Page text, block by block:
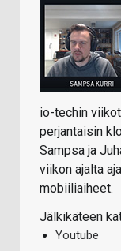
io-techin
perjantaisin
Sampsa ja
viikon ajalta
mobiiliaiheet.
Jälkikäteen
Youtube